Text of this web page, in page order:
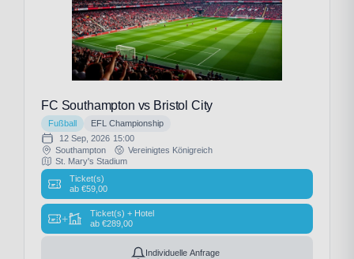
FC Southampton vs Bristol City
Fußball
EFL Championship
12 Sep, 2026 15:00
Southampton
Vereinigtes Königreich
St. Mary's Stadium
Ticket(s)
ab €59,00
+
Ticket(s) + Hotel
ab €289,00
Individuelle Anfrage